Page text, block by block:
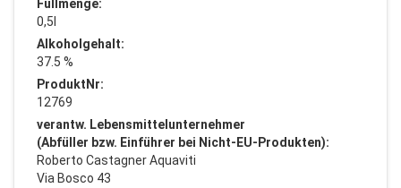
Füllmenge:
0,5l
Alkoholgehalt:
37.5 %
ProduktNr:
12769
verantw. Lebensmittelunternehmer
(Abfüller bzw. Einführer bei Nicht-EU-Produkten):
Roberto Castagner Aquaviti
Via Bosco 43